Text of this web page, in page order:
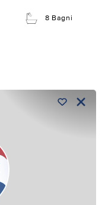
8 Bagni